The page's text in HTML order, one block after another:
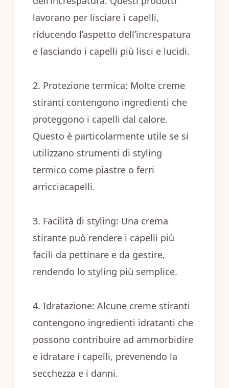
lavorano per lisciare i capelli,
riducendo l’aspetto dell’increspatura
e lasciando i capelli più lisci e lucidi.
2. Protezione termica: Molte creme
stiranti contengono ingredienti che
proteggono i capelli dal calore.
Questo è particolarmente utile se si
utilizzano strumenti di styling
termico come piastre o ferri
arricciacapelli.
3. Facilità di styling: Una crema
stirante può rendere i capelli più
facili da pettinare e da gestire,
rendendo lo styling più semplice.
4. Idratazione: Alcune creme stiranti
contengono ingredienti idratanti che
possono contribuire ad ammorbidire
e idratare i capelli, prevenendo la
secchezza e i danni.